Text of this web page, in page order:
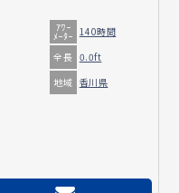
ｱﾜｰ
ﾒｰﾀｰ 140時間
全長 0.0ft
地域 香川県